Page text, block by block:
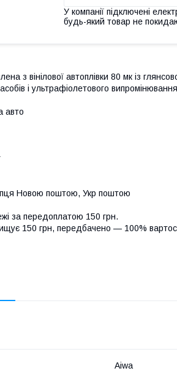
У компанії підключені
будь-який товар не
з вінілової автоплівки 80 мк із
і ультрафіолетового
авто
Новою поштою, Укр поштою
за передоплатою 150 грн.
150 грн, передбачено — 100%
Aiwa